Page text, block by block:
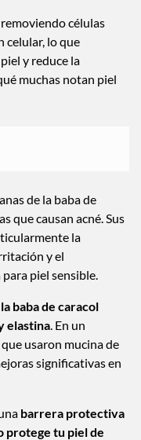
células
celular, lo que
y reduce la
muchas notan piel
de la baba de
que causan acné. Sus
la
y el
piel sensible.
baba de caracol
elastina . En un
usaron mucina de
significativas en
barrera protectiva
protege tu piel de